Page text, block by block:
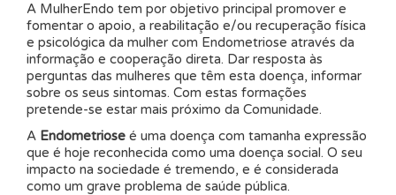
A MulherEndo tem por objetivo principal promover e
fomentar o apoio, a reabilitação e/ou recuperação física
e psicológica da mulher com Endometriose através da
informação e cooperação direta. Dar resposta às
perguntas das mulheres que têm esta doença, informar
sobre os seus sintomas. Com estas formações
pretende-se estar mais próximo da Comunidade.
A Endometriose é uma doença com tamanha expressão
que é hoje reconhecida como uma doença social. O seu
impacto na sociedade é tremendo, e é considerada
como um grave problema de saúde pública.